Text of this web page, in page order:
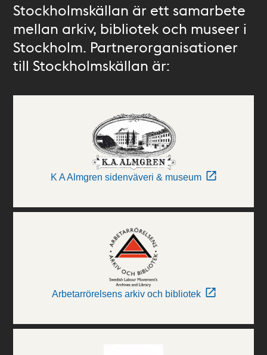
Stockholmskällan är ett samarbete
mellan arkiv, bibliotek och museer i
Stockholm. Partnerorganisationer
till Stockholmskällan är:
K A Almgren sidenväveri & museum
Arbetarrörelsens arkiv och bibliotek